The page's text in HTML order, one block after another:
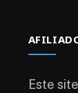
Este